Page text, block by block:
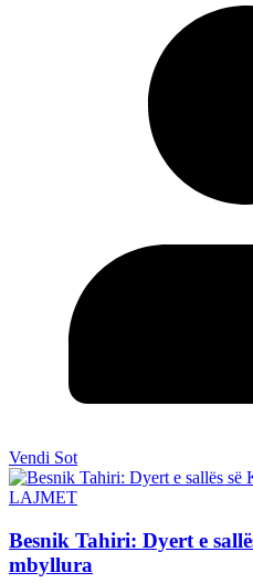
Vendi Sot
LAJMET
Besnik Tahiri: Dyert e
mbyllura